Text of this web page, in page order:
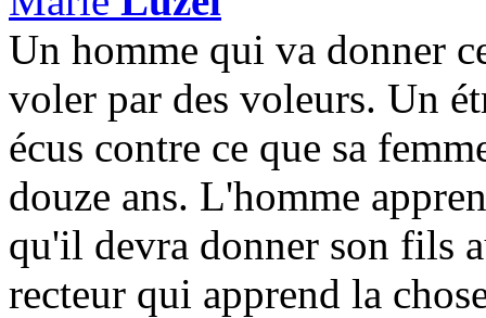
Un homme qui va donner
voler par des voleurs. Un
écus contre ce que sa
douze ans. L'homme
qu'il devra donner son fils
recteur qui apprend la